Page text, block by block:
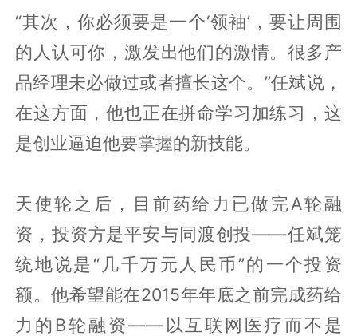
“其次，你必须要是一个‘领袖’，要让周围
的人认可你，激发出他们的激情。很多产
品经理未必做过或者擅长这个。”任斌说，
在这方面，他也正在拼命学习加练习，这
是创业逼迫他要掌握的新技能。
天使轮之后，目前药给力已做完A轮融
资，投资方是平安与同渡创投——任斌笼
统地说是“几千万元人民币”的一个投资
额。他希望能在2015年年底之前完成药给
力的B轮融资——以互联网医疗而不是